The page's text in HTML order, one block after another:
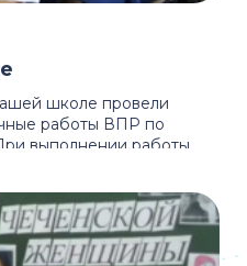
школе провели
работы ВПР по
выполнении работы